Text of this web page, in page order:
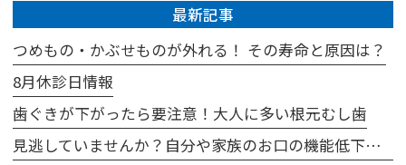
最新記事
つめもの・かぶせものが外れる！ その寿命と原因は？
8月休診日情報
歯ぐきが下がったら要注意！大人に多い根元むし歯
見逃していませんか？自分や家族のお口の機能低下のサイン